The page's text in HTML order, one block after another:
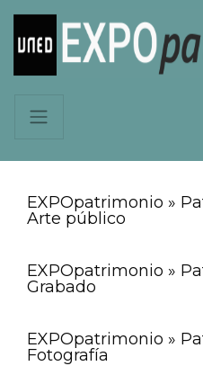
EXPOpatrimonio »
Arte público
EXPOpatrimonio »
Grabado
EXPOpatrimonio »
Fotografía